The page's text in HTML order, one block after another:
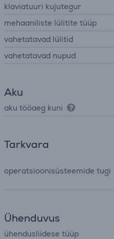
klaviatuuri kujutegur
mehaaniliste lülitite tüüp
vahetatavad lülitid
vahetatavad nupud
Aku
aku tööaeg kuni
Tarkvara
operatsioonisüsteemide tugi
Ühenduvus
ühendusliidese tüüp